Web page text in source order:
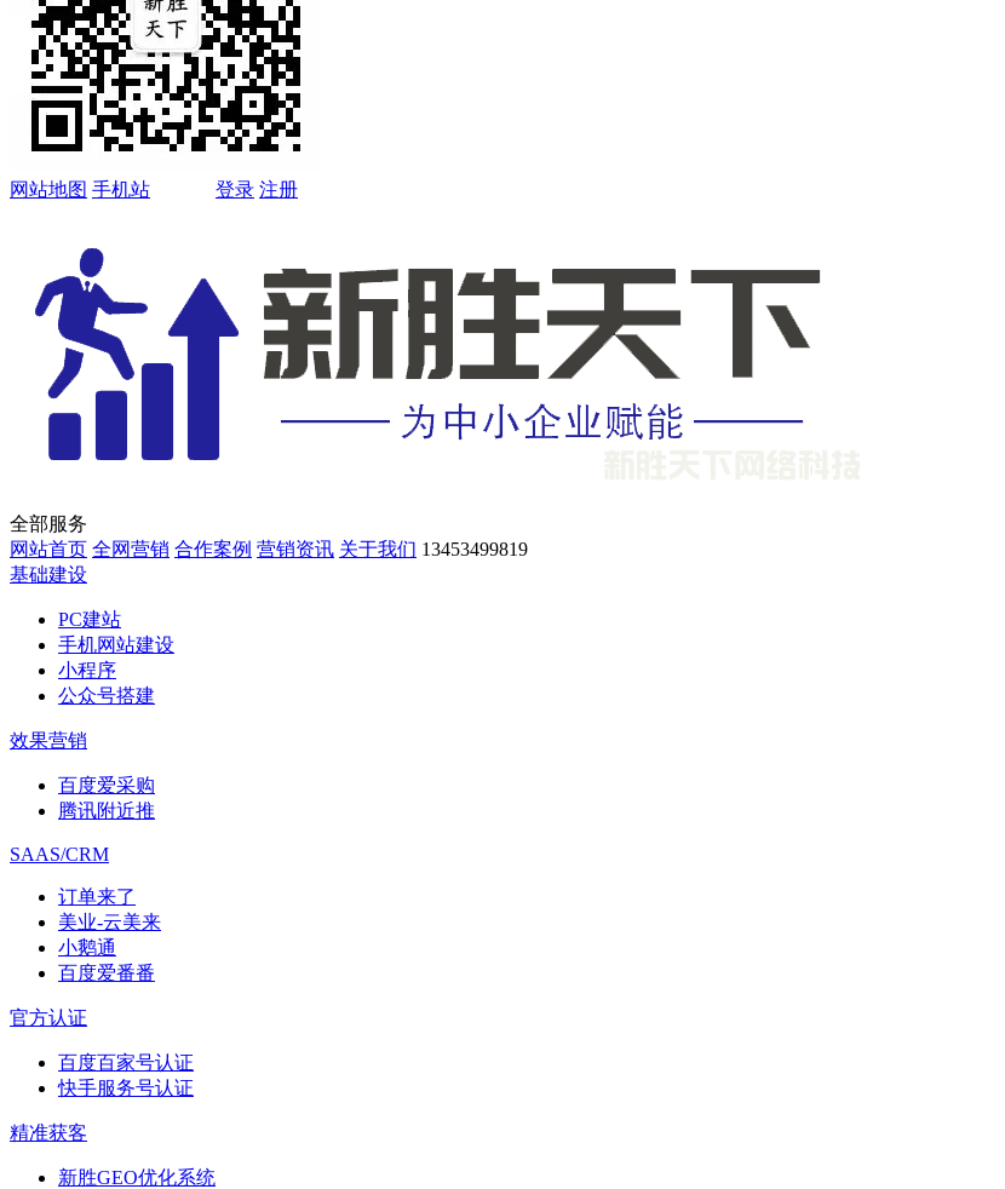
网站地图 手机站 登录 注册
全部服务
网站首页 全网营销 合作案例 营销资讯 关于我们 13453499819
基础建设
PC建站
手机网站建设
小程序
公众号搭建
效果营销
百度爱采购
腾讯附近推
SAAS/CRM
订单来了
美业-云美来
小鹅通
百度爱番番
官方认证
百度百家号认证
快手服务号认证
精准获客
新胜GEO优化系统